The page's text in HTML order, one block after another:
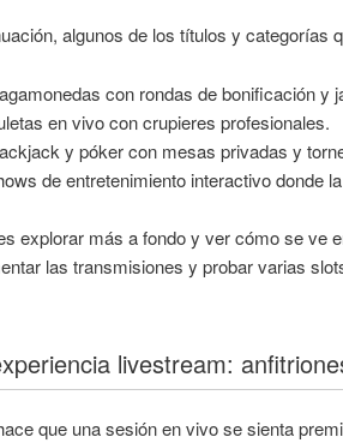
algunos de los títulos y categorías
con rondas de bonificación y
en vivo con crupieres profesionales.
y póker con mesas privadas y
de entretenimiento interactivo donde
explorar más a fondo y ver cómo se ve
las transmisiones y probar varias
livestream:
que una sesión en vivo se sienta